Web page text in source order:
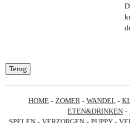
Terug
HOME - ZOMER- WANDEL-
ETEN&DRINKEN -